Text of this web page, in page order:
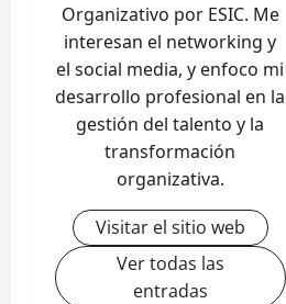
Organizativo por ESIC. Me
interesan el networking y
el social media, y enfoco mi
desarrollo profesional en la
gestión del talento y la
transformación
organizativa.
Visitar el sitio web
Ver todas las
entradas